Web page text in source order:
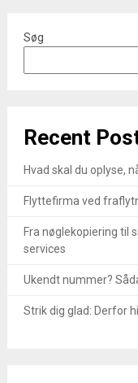
Søg
Recent
Hvad skal du oplyse,
Flyttefirma ved
Fra nøglekopiering til
services
Ukendt nummer?
Strik dig glad: Derfor